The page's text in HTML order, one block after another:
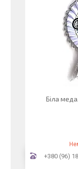
Біла
+380 (96)